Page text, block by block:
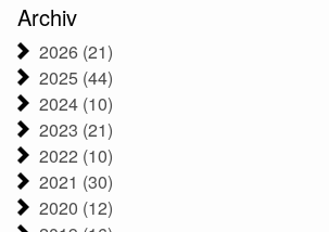
Archiv
2026 (21)
2025 (44)
2024 (10)
2023 (21)
2022 (10)
2021 (30)
2020 (12)